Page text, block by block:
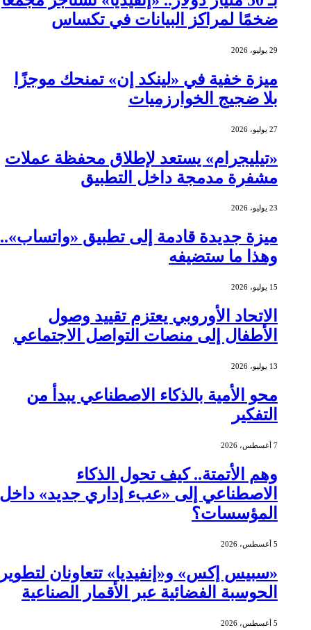
ضخمًا لمراكز البيانات في تكساس
29 يوليو، 2026
ميزة خفية في «لينكد إن» تمنحك موجزًا
بلا ضجيج الخوارزميات
27 يوليو، 2026
«تيليجرام» يستعد لإطلاق محفظة عملات
مشفرة مدمجة داخل التطبيق
23 يوليو، 2026
ميزة جديدة قادمة إلى تطبيق «واتساب»..
وهذا ما ستضيفه
15 يوليو، 2026
الاتحاد الأوروبي يعتزم تقييد وصول
الأطفال إلى منصات التواصل الاجتماعي
13 يوليو، 2026
محو الأمية بالذكاء الاصطناعي يبدأ من
التفكير
7 أغسطس، 2026
وهم الأتمتة.. كيف تحول الذكاء
الاصطناعي إلى «عبء إداري جديد» داخل
المؤسسات؟
5 أغسطس، 2026
«سبيس إكس» و«إنفيديا» تتعاونان لتطوير
الحوسبة الفضائية عبر الأقمار الصناعية
5 أغسطس، 2026